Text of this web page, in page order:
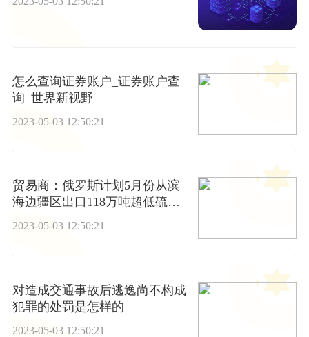
怎么查询证券账户_证券账户查
询_世界新视野
2023-05-03 12:50:21
贸易商：俄罗斯计划5月份从滨
海边疆区出口118万吨超低硫柴
油，而4月份计划出口162万吨；
2023-05-03 12:50:21
对造成交通事故后逃逸尚不构成
犯罪的处罚是怎样的
2023-05-03 12:50:21